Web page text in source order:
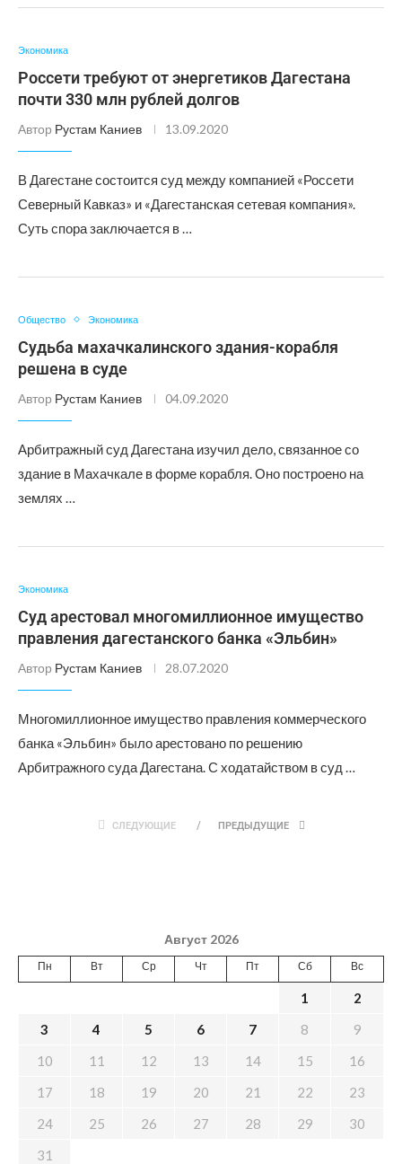
Экономика
Россети требуют от энергетиков Дагестана
почти 330 млн рублей долгов
Автор Рустам Каниев 13.09.2020
В Дагестане состоится суд между компанией «Россети
Северный Кавказ» и «Дагестанская сетевая компания».
Суть спора заключается в …
Общество Экономика
Судьба махачкалинского здания-корабля
решена в суде
Автор Рустам Каниев 04.09.2020
Арбитражный суд Дагестана изучил дело, связанное со
здание в Махачкале в форме корабля. Оно построено на
землях …
Экономика
Суд арестовал многомиллионное имущество
правления дагестанского банка «Эльбин»
Автор Рустам Каниев 28.07.2020
Многомиллионное имущество правления коммерческого
банка «Эльбин» было арестовано по решению
Арбитражного суда Дагестана. С ходатайством в суд …
СЛЕДУЮЩИЕ ПРЕДЫДУЩИЕ
Август 2026
Пн Вт Ср Чт Пт Сб Вс
1
2
3
4 5 6 7 8
9
10
11 12 13 14 15
16
17
18 19 20 21 22
23
24
25 26 27 28 29
30
31